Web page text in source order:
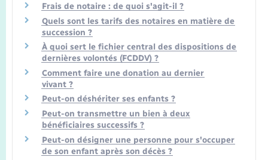
Transports
Voirie et espace public
Frais de notaire : de quoi s'agit-il ?
Quels sont les tarifs des notaires en matière de
succession ?
À quoi sert le fichier central des dispositions de
dernières volontés (FCDDV) ?
Comment faire une donation au dernier
vivant ?
Peut-on déshériter ses enfants ?
Peut-on transmettre un bien à deux
bénéficiaires successifs ?
Peut-on désigner une personne pour s'occuper
de son enfant après son décès ?